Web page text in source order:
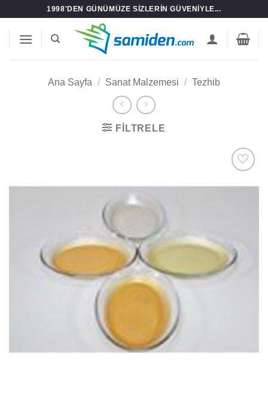
1998'DEN GÜNÜMÜZE SIZLERIN GÜVENIYLE...
Ana Sayfa / Sanat Malzemesi / Tezhib
FILTRELE